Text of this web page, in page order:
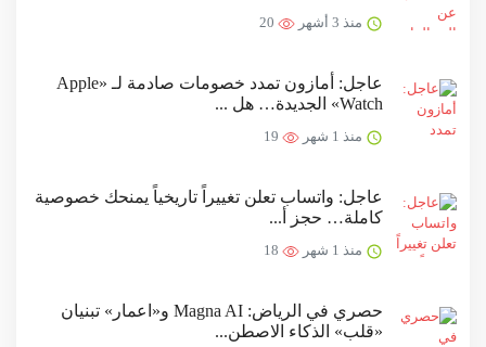
منذ 3 أشهر
عاجل: أمازون تمدد خصومات صادمة لـ «Apple
Watch» الجديدة… هل ...
منذ 1 شهر
عاجل: واتساب تعلن تغييراً تاريخياً يمنحك خصوصية
كاملة… حجز أ...
منذ 1 شهر
حصري في الرياض: Magna AI و«اعمار» تبنيان
«قلب» الذكاء الاصطن...